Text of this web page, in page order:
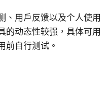
、用户反馈以及个人使用
的动态性较强，具体可用
前自行测试。